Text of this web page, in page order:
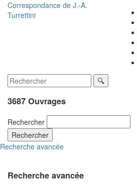
Correspondance de J.-A.
Turrettini
3687 Ouvrages
Rechercher
Rechercher
Recherche avancée
Recherche avancée